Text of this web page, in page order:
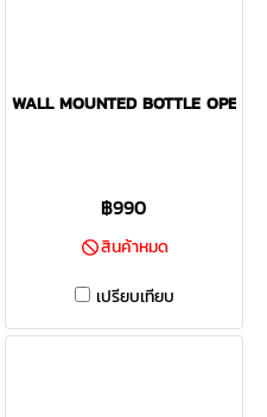
WALL MOUNTED BOTTLE OPENER
฿990
สินค้าหมด
เปรียบเทียบ